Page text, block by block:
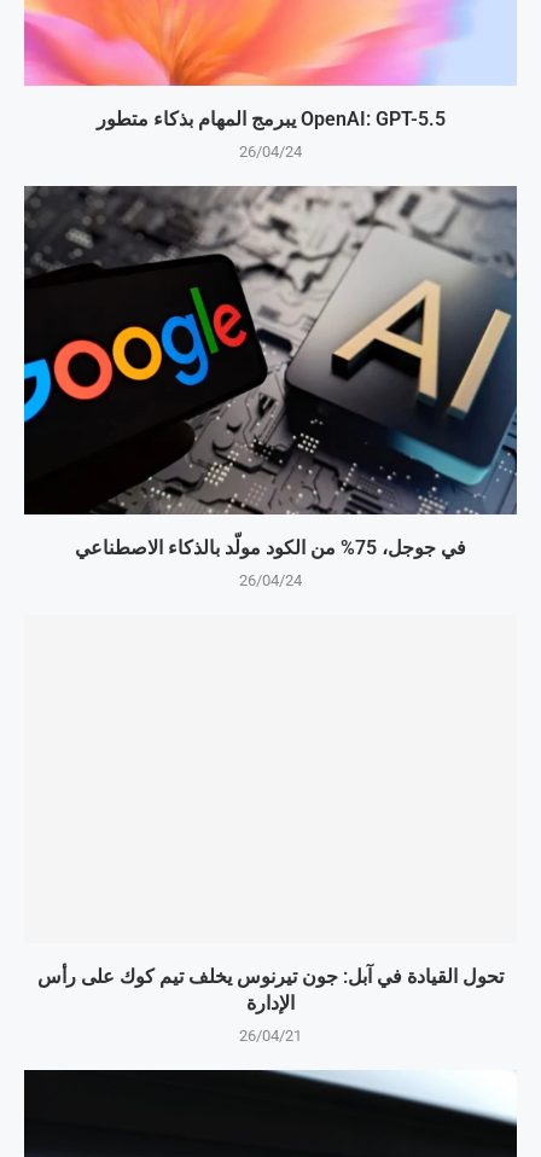
OpenAI: GPT-5.5 يبرمج المهام بذكاء متطور
26/04/24
في جوجل، 75% من الكود مولّد بالذكاء الاصطناعي
26/04/24
تحول القيادة في آبل: جون تيرنوس يخلف تيم كوك على رأس
الإدارة
26/04/21